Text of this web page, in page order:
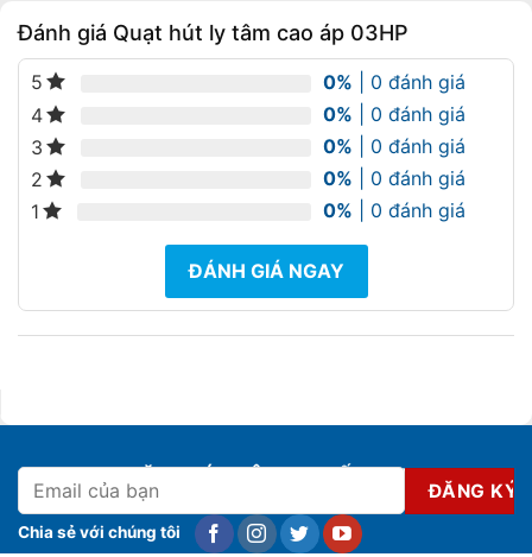
Đánh giá Quạt hút ly tâm cao áp 03HP
5 0% | 0 đánh giá
4
0% | 0 đánh giá
3
0% | 0 đánh giá
2
0% | 0 đánh giá
1
0% | 0 đánh giá
ĐÁNH GIÁ NGAY
ĐĂNG KÝ NHẬN KHUYẾN MẠI
Chia sẻ với chúng tôi